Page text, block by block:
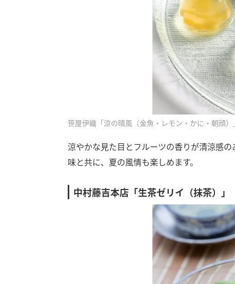
笹屋伊織「涼の晴風（金魚・レモン・かに・朝顔）
涼やかな見た目とフルーツの香りが清涼感
味と共に、夏の風情も楽しめます。
中村藤吉本店「生茶ゼリイ（抹茶）」